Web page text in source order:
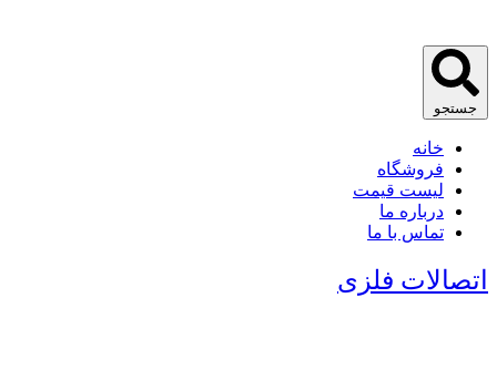
جستجو
خانه
فروشگاه
لیست قیمت
درباره ما
تماس با ما
اتصالات فلزی